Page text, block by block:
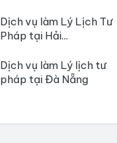
Pháp tại Hải...
pháp tại Đà Nẵng